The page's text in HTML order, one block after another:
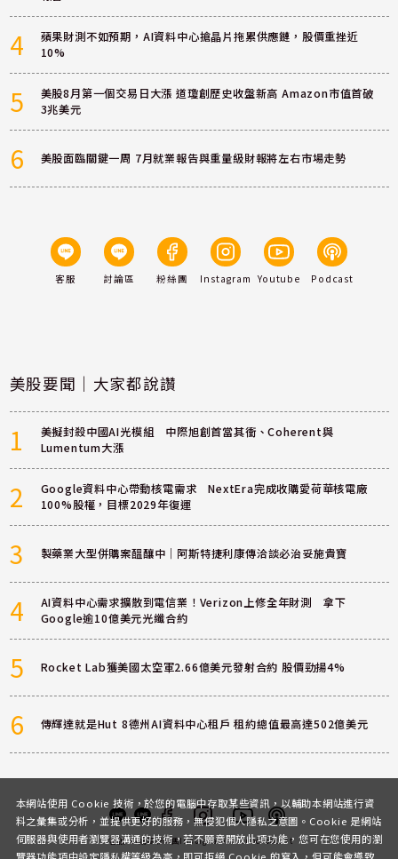
4
蘋果財測不如預期，AI資料中心搶晶片拖累供應鏈，股價重挫近
10%
5
美股8月第一個交易日大漲 道瓊創歷史收盤新高 Amazon市值首破
3兆美元
6 美股面臨關鍵一周 7月就業報告與重量級財報將左右市場走勢
客服 討論區 粉絲團 Instagram Youtube Podcast
美股要聞｜大家都說讚
1
美擬封殺中國AI光模組 中際旭創首當其衝、Coherent與
Lumentum大漲
2
Google資料中心帶動核電需求 NextEra完成收購愛荷華核電廠
100%股權，目標2029年復運
3 製藥業大型併購案醞釀中｜阿斯特捷利康傳洽談必治妥施貴寶
4
AI資料中心需求擴散到電信業！Verizon上修全年財測 拿下
Google逾10億美元光纖合約
5 Rocket Lab獲美國太空軍2.66億美元發射合約 股價勁揚4%
6 傳輝達就是Hut 8德州AI資料中心租戶 租約總值最高達502億美元
客服 討論區粉絲團InstagramYoutubePodcast
本網站使用 Cookie 技術，於您的電腦中存取某些資訊，以輔助本網站進行資
料之彙集或分析，並提供更好的服務，無侵犯個人隱私之意圖。Cookie 是網站
伺服器與使用者瀏覽器溝通的技術，若不願意開放此項功能，您可在您使用的瀏